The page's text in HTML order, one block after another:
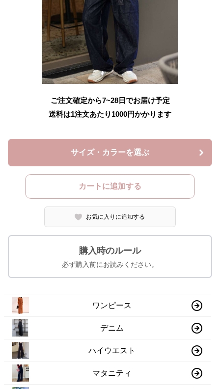
ご注文確定から7~28日でお届け予定
送料は1注文あたり 1000円かかります
サイズ・カラーを選ぶ
カートに追加する
お気に入りに追加する
購入時のルール
必ず購入前にお読みください。
ワンピース
デニム
ハイウエスト
マタニティ